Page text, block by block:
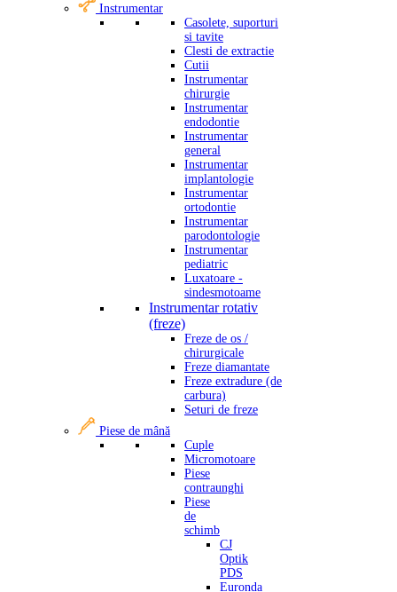
Instrumentar
Casolete, suporturi
si tavite
Clesti de extractie
Cutii
Instrumentar
chirurgie
Instrumentar
endodontie
Instrumentar
general
Instrumentar
implantologie
Instrumentar
ortodontie
Instrumentar
parodontologie
Instrumentar
pediatric
Luxatoare -
sindesmotoame
Instrumentar rotativ
(freze)
Freze de os /
chirurgicale
Freze diamantate
Freze extradure (de
carbura)
Seturi de freze
Piese de mână
Cuple
Micromotoare
Piese
contraunghi
Piese
de
schimb
CJ
Optik
PDS
Euronda